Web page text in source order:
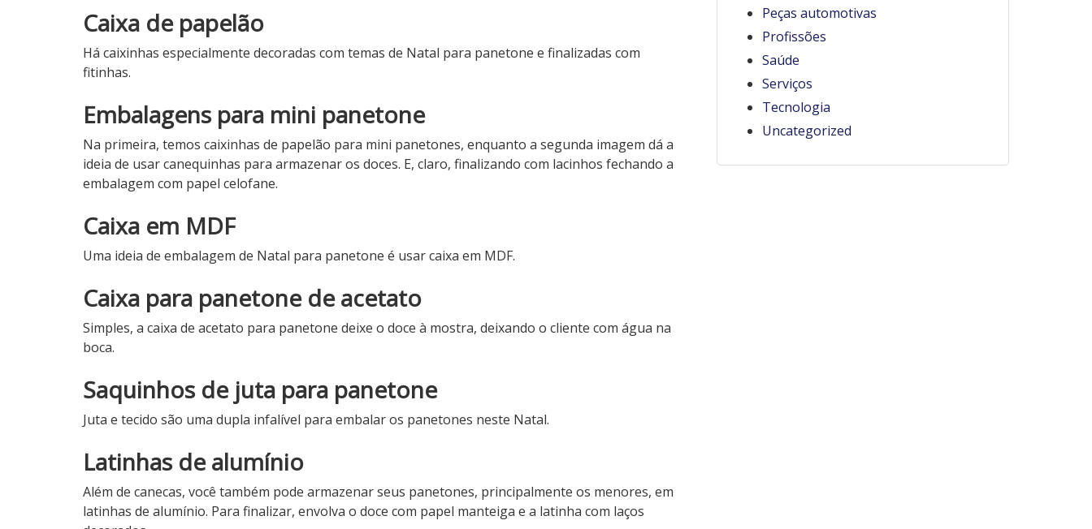
Caixa de papelão
Há caixinhas especialmente decoradas com temas de Natal para panetone e finalizadas com
fitinhas.
Embalagens para mini panetone
Na primeira, temos caixinhas de papelão para mini panetones, enquanto a segunda imagem dá a
ideia de usar canequinhas para armazenar os doces. E, claro, finalizando com lacinhos fechando a
embalagem com papel celofane.
Caixa em MDF
Uma ideia de embalagem de Natal para panetone é usar caixa em MDF.
Caixa para panetone de acetato
Simples, a caixa de acetato para panetone deixe o doce à mostra, deixando o cliente com água na
boca.
Saquinhos de juta para panetone
Juta e tecido são uma dupla infalível para embalar os panetones neste Natal.
Latinhas de alumínio
Além de canecas, você também pode armazenar seus panetones, principalmente os menores, em
latinhas de alumínio. Para finalizar, envolva o doce com papel manteiga e a latinha com laços
Peças automotivas
Profissões
Saúde
Serviços
Tecnologia
Uncategorized